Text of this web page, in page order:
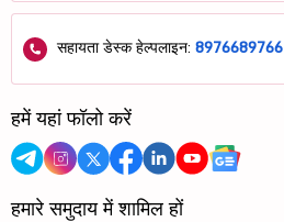
सहायता डेस्क हेल्पलाइन: 8976689766
हमें यहां फॉलो करें
हमारे समुदाय में शामिल हों